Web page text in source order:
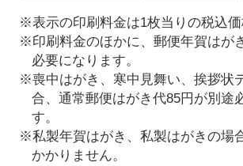
※表示の印刷料金は1枚当りの税込価
※印刷料金のほかに、郵便年賀はが
必要になります。
※喪中はがき、寒中見舞い、挨拶状
合、通常郵便はがき代85円が別途
す。
※私製年賀はがき、私製はがきの場
かかりません。